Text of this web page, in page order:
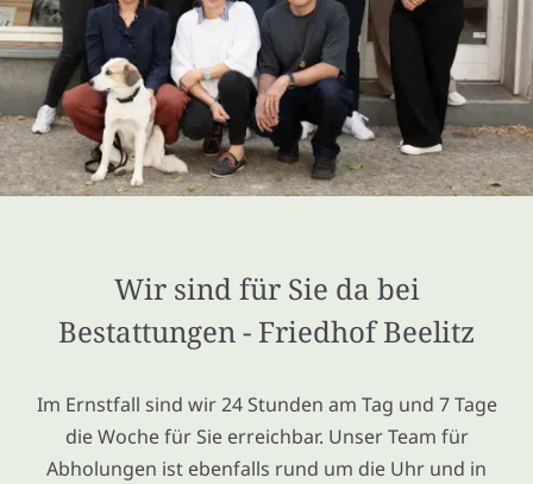
Wir sind für Sie da bei
Bestattungen - Friedhof Beelitz
Im Ernstfall sind wir 24 Stunden am Tag und 7 Tage
die Woche für Sie erreichbar. Unser Team für
Abholungen ist ebenfalls rund um die Uhr und in